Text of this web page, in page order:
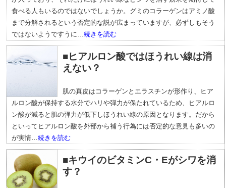
食べる人もいるのではないでしょうか。グミのコラーゲンはアミノ酸
まで分解されるという否定的な説が広まっていますが、必ずしもそう
ではないようですうに…続きを読む
■ヒアルロン酸ではほうれい線は消
えない？
肌の真皮はコラーゲンとエラスチンが形作り、ヒア
ルロン酸が保持する水分でハリや弾力が保たれているため、ヒアルロ
ン酸が減ると肌の弾力が低下しほうれい線の原因となります。だから
といってヒアルロン酸を外部から補う行為には否定的な意見も多いの
が実情…続きを読む
■キウイのビタミンC・Eがシワを消
す？